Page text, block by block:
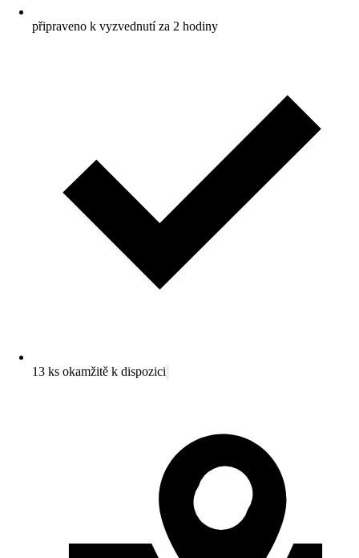
připraveno k vyzvednutí za 2 hodiny
13 ks okamžitě k dispozici